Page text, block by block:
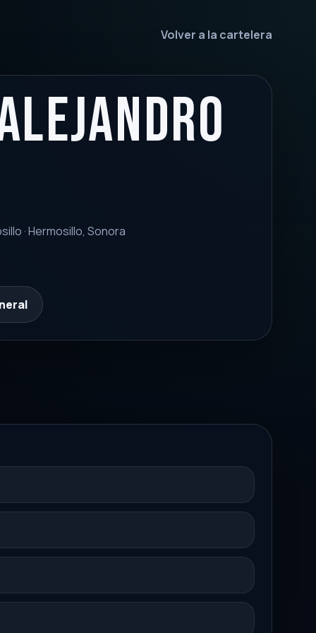
Volver a la cartelera
· Hermosillo, Sonora